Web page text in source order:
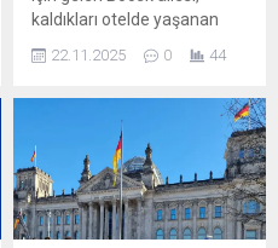
kaldıkları otelde yaşanan
kaybetti. Küçük çocuklar ve
yitirirken, baba da
kurtarılamadı. İstanbul
Fatih’teki bir otelde
konaklayan Böcek ailesi, 12
Kasım gecesi aniden
rahatsızlandı. Hastaneye
22.11.2025 0 44